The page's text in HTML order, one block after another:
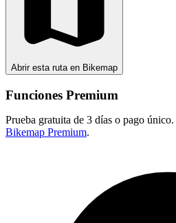
Abrir esta ruta en Bikemap
Funciones Premium
Prueba gratuita de 3 días o pago único.
Bikemap Premium.